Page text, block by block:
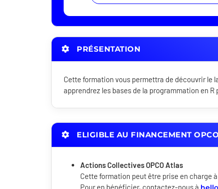
PRÉSENTATION
Cette formation vous permettra de découvrir le
apprendrez les bases de la programmation en
ELIGIBLE AU FINANCEMENT OPCO
Actions Collectives OPCO Atlas
Cette formation peut être prise en charge
Pour en bénéficier, contactez-nous à